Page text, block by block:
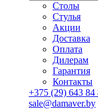
Столы
Стулья
Акции
Доставка
Оплата
Дилерам
Гарантия
Контакты
+375 (29) 643 84
sale@damaver.by